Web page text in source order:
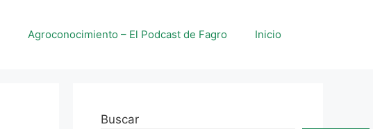
Agroconocimiento – El Podcast de Fagro Inicio
Buscar